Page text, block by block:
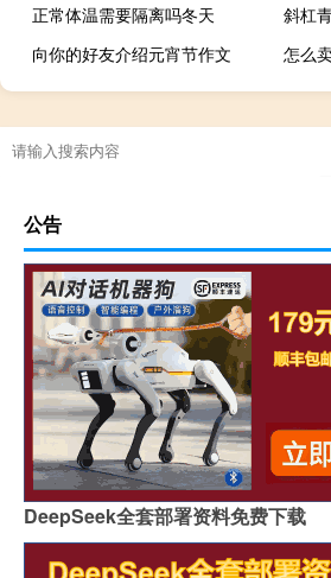
正常体温需要隔离吗冬天
斜杠
向你的好友介绍元宵节作文
怎么
公告
DeepSeek全套部署资料免费下载